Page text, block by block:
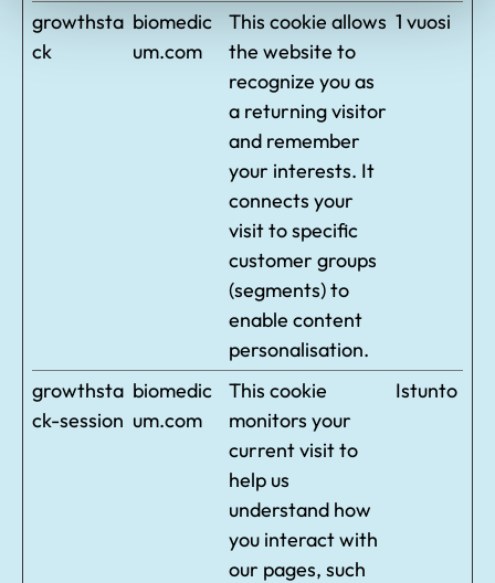
growthsta
ck
biomedic
um.com
This cookie allows
the website to
recognize you as
a returning visitor
and remember
your interests. It
connects your
visit to specific
customer groups
(segments) to
enable content
personalisation.
1 vuosi
growthsta
ck-session
biomedic
um.com
This cookie
monitors your
current visit to
help us
understand how
you interact with
our pages, such
Istunto